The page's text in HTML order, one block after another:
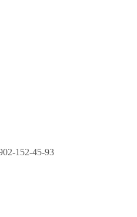
152-45-93